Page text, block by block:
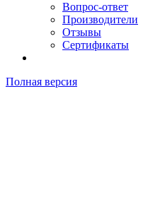
Вопрос-ответ
Производители
Отзывы
Сертификаты
Полная версия